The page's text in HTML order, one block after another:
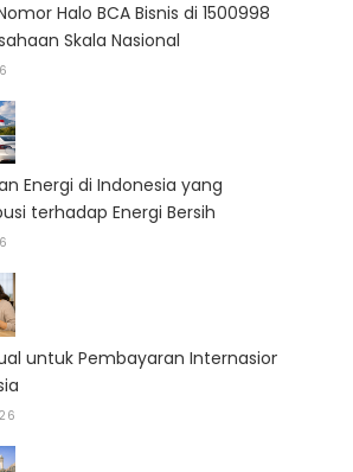
Halo BCA Bisnis di 1500998
Skala Nasional
Energi di Indonesia yang
terhadap Energi Bersih
untuk Pembayaran Internasional